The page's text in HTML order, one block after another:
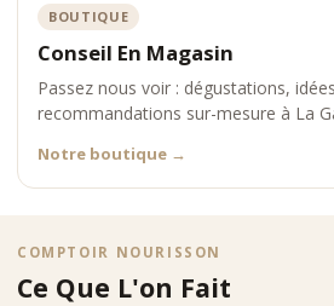
BOUTIQUE
Conseil En Magasin
Passez nous voir : dégustations,
recommandations sur-mesure à La
Notre boutique →
COMPTOIR NOURISSON
Ce Que L'on Fait